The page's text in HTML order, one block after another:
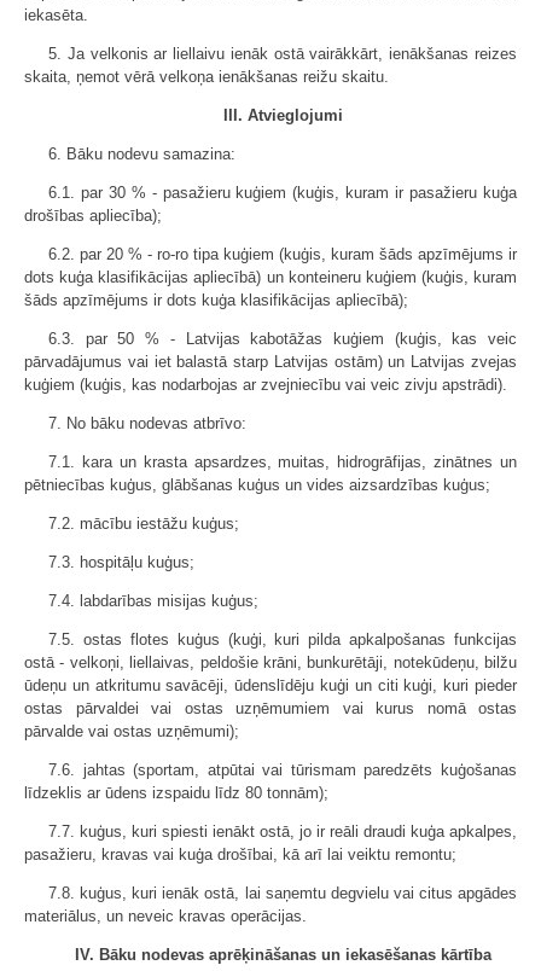
iekasēta.
5. Ja velkonis ar liellaivu ienāk ostā vairākkārt, ienākšanas reizes
skaita, ņemot vērā velkoņa ienākšanas reižu skaitu.
III. Atvieglojumi
6. Bāku nodevu samazina:
6.1. par 30 % - pasažieru kuģiem (kuģis, kuram ir pasažieru kuģa
drošības apliecība);
6.2. par 20 % - ro-ro tipa kuģiem (kuģis, kuram šāds apzīmējums ir
dots kuģa klasifikācijas apliecībā) un konteineru kuģiem (kuģis, kuram
šāds apzīmējums ir dots kuģa klasifikācijas apliecībā);
6.3. par 50 % - Latvijas kabotāžas kuģiem (kuģis, kas veic
pārvadājumus vai iet balastā starp Latvijas ostām) un Latvijas zvejas
kuģiem (kuģis, kas nodarbojas ar zvejniecību vai veic zivju apstrādi).
7. No bāku nodevas atbrīvo:
7.1. kara un krasta apsardzes, muitas, hidrogrāfijas, zinātnes un
pētniecības kuģus, glābšanas kuģus un vides aizsardzības kuģus;
7.2. mācību iestāžu kuģus;
7.3. hospitāļu kuģus;
7.4. labdarības misijas kuģus;
7.5. ostas flotes kuģus (kuģi, kuri pilda apkalpošanas funkcijas
ostā - velkoņi, liellaivas, peldošie krāni, bunkurētāji, notekūdeņu, bilžu
ūdeņu un atkritumu savācēji, ūdenslīdēju kuģi un citi kuģi, kuri pieder
ostas pārvaldei vai ostas uzņēmumiem vai kurus nomā ostas
pārvalde vai ostas uzņēmumi);
7.6. jahtas (sportam, atpūtai vai tūrismam paredzēts kuģošanas
līdzeklis ar ūdens izspaidu līdz 80 tonnām);
7.7. kuģus, kuri spiesti ienākt ostā, jo ir reāli draudi kuģa apkalpes,
pasažieru, kravas vai kuģa drošībai, kā arī lai veiktu remontu;
7.8. kuģus, kuri ienāk ostā, lai saņemtu degvielu vai citus apgādes
materiālus, un neveic kravas operācijas.
IV. Bāku nodevas aprēķināšanas un iekasēšanas kārtība